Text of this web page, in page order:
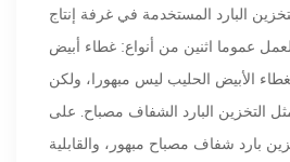
البارد المستخدمة في غرفة إنتاج
عموما اثنين من أنواع: غطاء أبيض
الأبيض الحليب ليس مبهورا، ولكن
التخزين البارد الشفاف مصباح. على
بارد شفاف مصباح مبهور، والقابلية